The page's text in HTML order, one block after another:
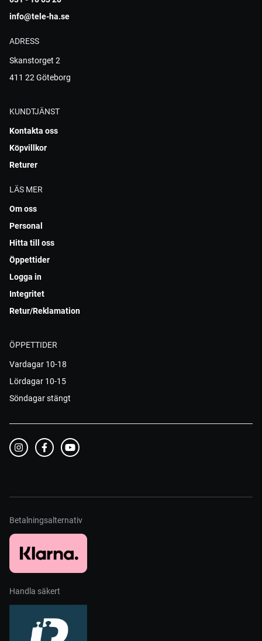
info@tele-ha.se
ADRESS
Skanstorget 2
411 22 Göteborg
KUNDTJÄNST
Kontakta oss
Köpvillkor
Returer
LÄS MER
Om oss
Personal
Hitta till oss
Öppettider
Logga in
Integritet
Retur/Reklamation
ÖPPETTIDER
Vardagar 10-18
Lördagar 10-15
Söndagar stängt
Betalningsalternativ
Handla säkert